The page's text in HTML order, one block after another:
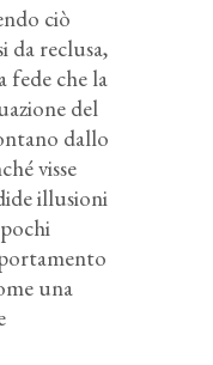
ciò
da reclusa,
fede che la
del
dallo
visse
illusioni
una